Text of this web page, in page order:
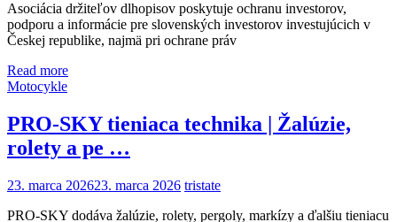
Asociácia držiteľov dlhopisov poskytuje ochranu investorov,
podporu a informácie pre slovenských investorov investujúcich v
Českej republike, najmä pri ochrane práv
Read more
Motocykle
PRO-SKY tieniaca technika | Žalúzie,
rolety a pe …
23. marca 202623. marca 2026 tristate
PRO-SKY dodáva žalúzie, rolety, pergoly, markízy a ďalšiu tieniacu